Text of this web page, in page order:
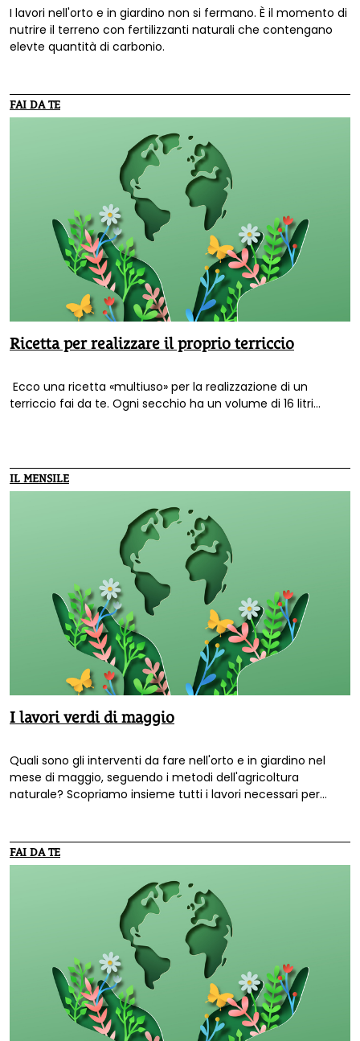
I lavori nell'orto e in giardino non si fermano. È il momento di
nutrire il terreno con fertilizzanti naturali che contengano
elevte quantità di carbonio.
FAI DA TE
Ricetta per realizzare il proprio terriccio
Ecco una ricetta «multiuso» per la realizzazione di un
terriccio fai da te. Ogni secchio ha un volume di 16 litri...
IL MENSILE
I lavori verdi di maggio
Quali sono gli interventi da fare nell'orto e in giardino nel
mese di maggio, seguendo i metodi dell'agricoltura
naturale? Scopriamo insieme tutti i lavori necessari per
FAI DA TE